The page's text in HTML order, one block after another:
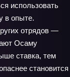
использовать
в опыте.
отрядов —
Осаму
ставка, тем
становится